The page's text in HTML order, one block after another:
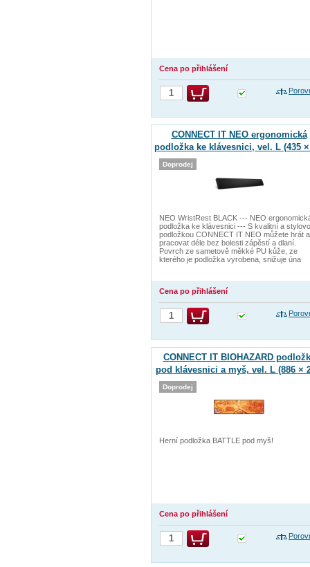
Cena po přihlášení
CONNECT IT NEO ergonomická
podložka ke klávesnici, vel. L (435
NEO WristRest BLACK --- NEO
podložka ke klávesnici --- S kvalitní a
podložkou CONNECT IT NEO můžete hrát a
pracovat déle bez bolesti zápěstí a dlaní.
Povrch ze sametově měkké PU kůže, ze
kterého je podložka vyrobena, snižuje úna
Cena po přihlášení
Doprodej
CONNECT IT BIOHAZARD
pod klávesnici a myš, vel. L (886 ×
Herní podložka BATTLE pod myš!
Cena po přihlášení
Doprodej